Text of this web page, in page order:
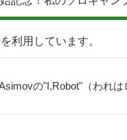
利用しています。
の"I,Robot"（われは